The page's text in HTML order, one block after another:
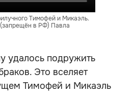
Тимофей и Микаэль.
в РФ) Павла
удалось подружить
Это вселяет
Тимофей и Микаэль